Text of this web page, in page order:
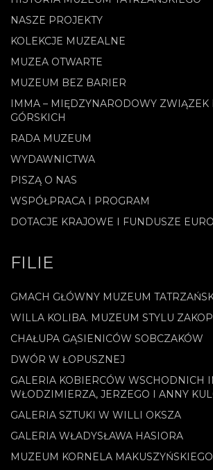
NASZE PROJEKTY
KOLEKCJE MUZEALNE
MUZEA OTWARTE
MUZEUM BEZ BARIER
IMMA – MIĘDZYNARODOWY ZWIĄZEK
GÓRSKICH
RADA MUZEUM
WYDAWNICTWA
PISZĄ O NAS
WSPÓŁPRACA I PROGRAM
DOTACJE KRAJOWE I FUNDUSZE
FILIE
GMACH GŁÓWNY MUZEUM
WILLA KOLIBA. MUZEUM STYLU
CHAŁUPA GĄSIENICÓW SOBCZAKÓW
DWÓR W ŁOPUSZNEJ
GALERIA KOBIERCÓW WSCHODNICH
WŁODZIMIERZA, JERZEGO I ANNY
GALERIA SZTUKI W WILLI OKSZA
GALERIA WŁADYSŁAWA HASIORA
MUZEUM KORNELA MAKUSZYŃSKIEGO